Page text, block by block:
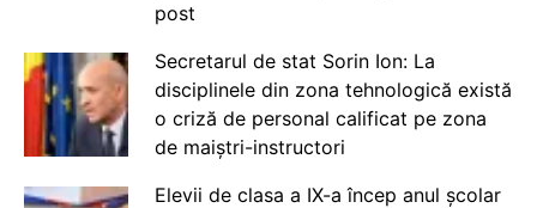
post
Secretarul de stat Sorin Ion: La
disciplinele din zona tehnologică există
o criză de personal calificat pe zona
de maiștri-instructori
Elevii de clasa a IX-a încep anul școlar